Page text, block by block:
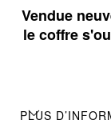
Vendue
le coffre
PLUS